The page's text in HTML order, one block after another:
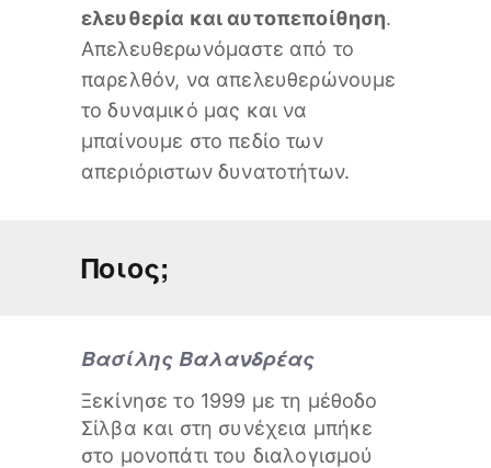
ελευθερία και αυτοπεποίθηση.
Απελευθερωνόμαστε από το
παρελθόν, να απελευθερώνουμε
το δυναμικό μας και να
μπαίνουμε στο πεδίο των
απεριόριστων δυνατοτήτων.
Ποιος;
Βασίλης Βαλανδρέας
Ξεκίνησε το 1999 με τη μέθοδο
Σίλβα και στη συνέχεια μπήκε
στο μονοπάτι του διαλογισμού